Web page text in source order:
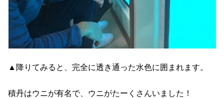
▲降りてみると、完全に透き通った水色に囲まれます。
積丹はウニが有名で、ウニがたーくさんいました！